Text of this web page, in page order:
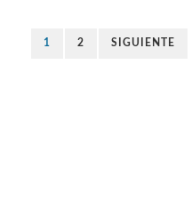
1 2 SIGUIENTE